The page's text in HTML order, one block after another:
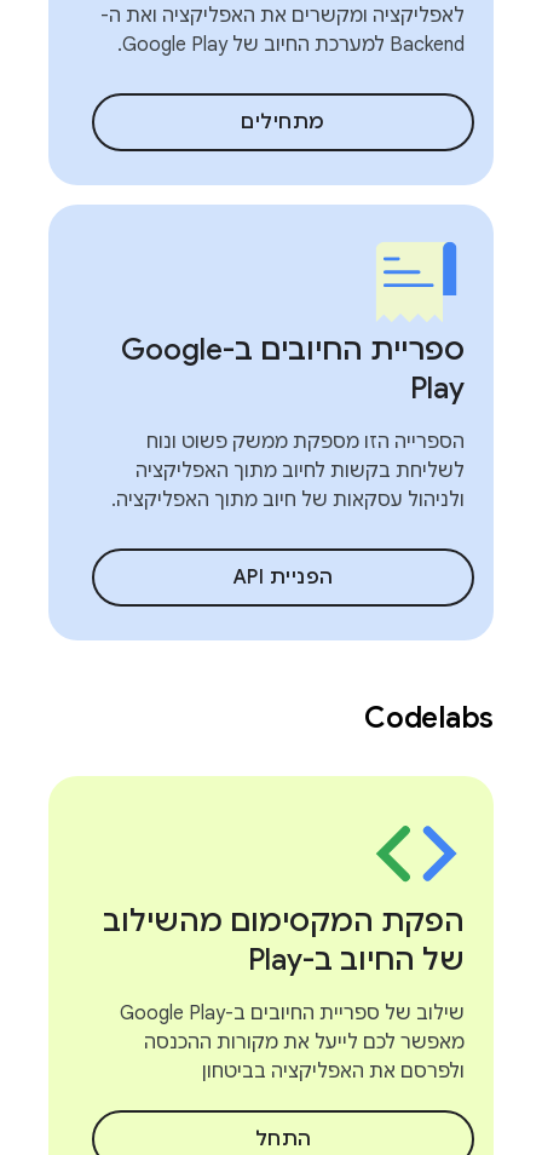
לאפליקציה ומקשרים את האפליקציה ואת ה-
Backend למערכת החיוב של Google Play.
מתחילים
ספריית החיובים ב-Google
Play
הספרייה הזו מספקת ממשק פשוט ונוח
לשליחת בקשות לחיוב מתוך האפליקציה
ולניהול עסקאות של חיוב מתוך האפליקציה.
הפניית API
Codelabs
הפקת המקסימום מהשילוב
של החיוב ב-Play
שילוב של ספריית החיובים ב-Google Play
מאפשר לכם לייעל את מקורות ההכנסה
ולפרסם את האפליקציה בביטחון
התחל